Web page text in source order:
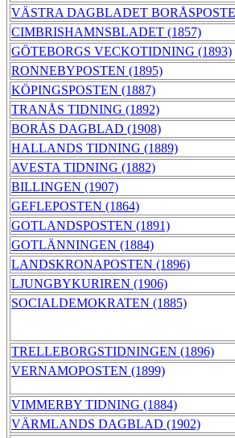
VÄSTRA DAGBLADET
CIMBRISHAMNSBLADET (1857)
GÖTEBORGS VECKOTIDNING (1893)
RONNEBYPOSTEN (1895)
KÖPINGSPOSTEN (1887)
TRANÅS TIDNING (1892)
BORÅS DAGBLAD (1908)
HALLANDS TIDNING (1889)
AVESTA TIDNING (1882)
BILLINGEN (1907)
GEFLEPOSTEN (1864)
GOTLANDSPOSTEN (1891)
GOTLÄNNINGEN (1884)
LANDSKRONAPOSTEN (1896)
LJUNGBYKURIREN (1906)
SOCIALDEMOKRATEN (1885)
TRELLEBORGSTIDNINGEN (1896)
VERNAMOPOSTEN (1899)
VIMMERBY TIDNING (1884)
VÄRMLANDS DAGBLAD (1902)